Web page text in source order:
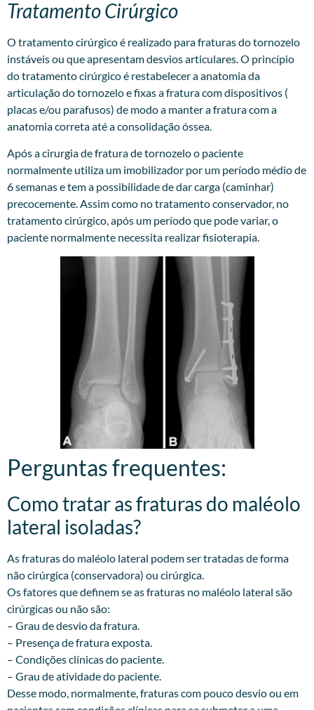
Tratamento Cirúrgico
O tratamento cirúrgico é realizado para fraturas do tornozelo
instáveis ou que apresentam desvios articulares. O princípio
do tratamento cirúrgico é restabelecer a anatomia da
articulação do tornozelo e fixas a fratura com dispositivos (
placas e/ou parafusos) de modo a manter a fratura com a
anatomia correta até a consolidação óssea.
Após a cirurgia de fratura de tornozelo o paciente
normalmente utiliza um imobilizador por um período médio de
6 semanas e tem a possibilidade de dar carga (caminhar)
precocemente. Assim como no tratamento conservador, no
tratamento cirúrgico, após um período que pode variar, o
paciente normalmente necessita realizar fisioterapia.
Perguntas frequentes:
Como tratar as fraturas do maléolo
lateral isoladas?
As fraturas do maléolo lateral podem ser tratadas de forma
não cirúrgica (conservadora) ou cirúrgica.
Os fatores que definem se as fraturas no maléolo lateral são
cirúrgicas ou não são:
– Grau de desvio da fratura.
– Presença de fratura exposta.
– Condições clínicas do paciente.
– Grau de atividade do paciente.
Desse modo, normalmente, fraturas com pouco desvio ou em